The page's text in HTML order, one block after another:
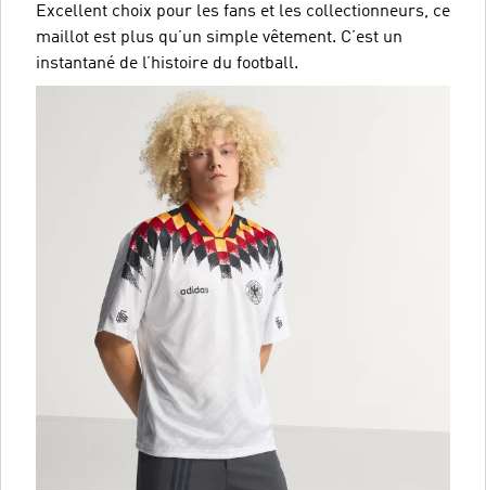
Excellent choix pour les fans et les collectionneurs, ce
maillot est plus qu’un simple vêtement. C’est un
instantané de l’histoire du football.